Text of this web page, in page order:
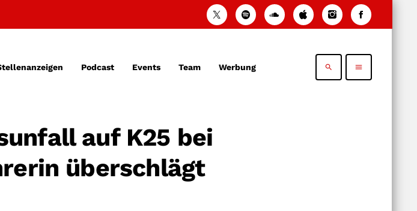
Podcast Events Team Werbung search menu
auf K25 bei
überschlägt